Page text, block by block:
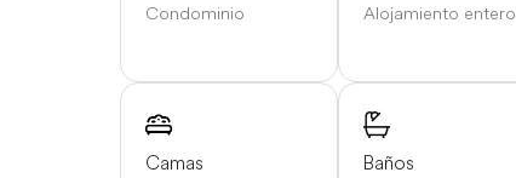
Condominio Alojamiento entero
Camas Baños